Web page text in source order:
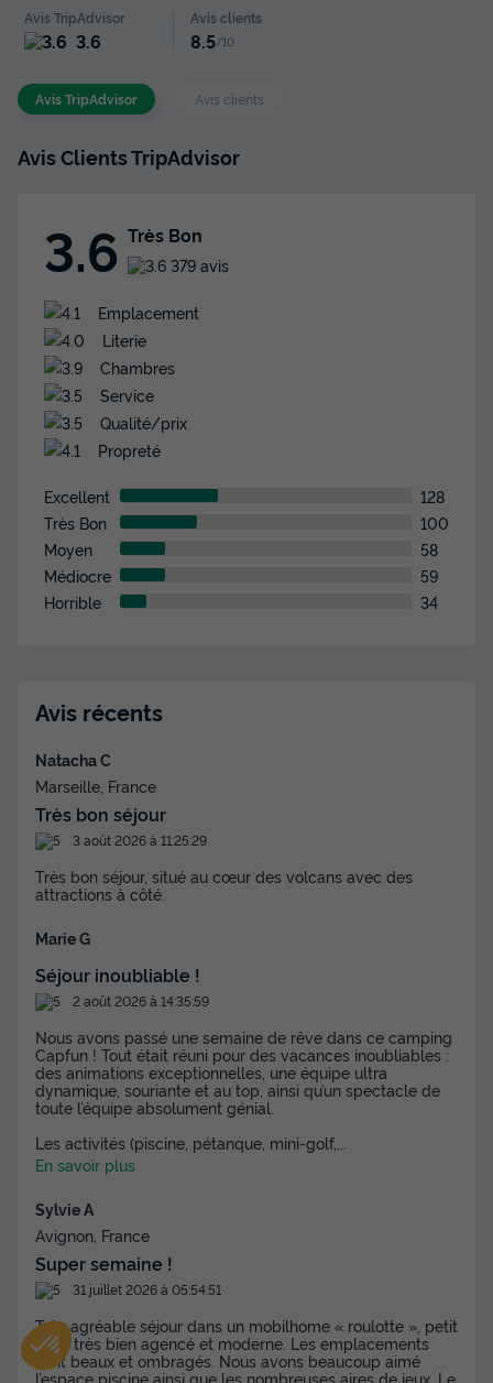
Avis TripAdvisor
3.6
Avis clients
8.5/10
Avis TripAdvisor Avis clients
Avis Clients TripAdvisor
3.6 Très Bon
379 avis
Emplacement
Literie
Chambres
Service
Qualité/prix
Propreté
Excellent
128
Très Bon
100
Moyen
58
Médiocre
59
Horrible
34
Avis récents
Natacha C
Marseille, France
Très bon séjour
3 août 2026 à 11:25:29
Très bon séjour, situé au cœur des volcans avec des
attractions à côté.
Marie G
Séjour inoubliable !
2 août 2026 à 14:35:59
Nous avons passé une semaine de rêve dans ce camping
Capfun ! Tout était réuni pour des vacances inoubliables :
des animations exceptionnelles, une équipe ultra
dynamique, souriante et au top, ainsi qu’un spectacle de
toute l’équipe absolument génial.
Les activités (piscine, pétanque, mini-golf,
En savoir plus
Sylvie A
Avignon, France
Super semaine !
31 juillet 2026 à 05:54:51
Très agréable séjour dans un mobilhome « roulotte », petit
mais très bien agencé et moderne. Les emplacements
sont beaux et ombragés. Nous avons beaucoup aimé
l’espace piscine ainsi que les nombreuses aires de jeux. Le